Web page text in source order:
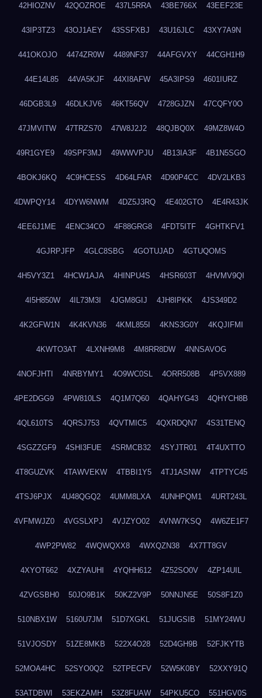
42HIOZNV 42QOZROE 437L5RRA 43BE766X 43EEF23E
43IP3TZ3 43OJ1AEY 43SSFXBJ 43U16JLC 43XY7A9N
441OKOJO 4474ZR0W 4489NF37 44AFGVXY 44CGH1H9
44E14L85 44VA5KJF 44XI8AFW 45A3IPS9 4601IURZ
46DGB3L9 46DLKJV6 46KT56QV 4728GJZN 47CQFY0O
47JMVITW 47TRZS70 47W8J2J2 48QJBQ0X 49MZ8W4O
49R1GYE9 49SPF3MJ 49WWVPJU 4B13IA3F 4B1N5SGO
4BOKJ6KQ 4C9HCESS 4D64LFAR 4D90P4CC 4DV2LKB3
4DWPQY14 4DYW6NWM 4DZ5J3RQ 4E402GTO 4E4R43JK
4EE6J1ME 4ENC34CO 4F88GRG8 4FDT5ITF 4GHTKFV1
4GJRPJFP 4GLC8SBG 4GOTUJAD 4GTUQOMS
4H5VY3Z1 4HCW1AJA 4HINPU4S 4HSR603T 4HVMV9QI
4I5H850W 4IL73M3I 4JGM8GIJ 4JH8IPKK 4JS349D2
4K2GFW1N 4K4KVN36 4KML855I 4KNS3G0Y 4KQJIFMI
4KWTO3AT 4LXNH9M8 4M8RR8DW 4NNSAVOG
4NOFJHTI 4NRBYMY1 4O9WC0SL 4ORR508B 4P5VX889
4PE2DGG9 4PW810LS 4Q1M7Q60 4QAHYG43 4QHYCH8B
4QL610TS 4QRSJ753 4QVTMIC5 4QXRDQN7 4S31TENQ
4SGZZGF9 4SHI3FUE 4SRMCB32 4SYJTR01 4T4UXTTO
4T8GUZVK 4TAWVEKW 4TBBI1Y5 4TJ1ASNW 4TPTYC45
4TSJ6PJX 4U48QGQ2 4UMM8LXA 4UNHPQM1 4URT243L
4VFMWJZ0 4VGSLXPJ 4VJZYO02 4VNW7KSQ 4W6ZE1F7
4WP2PW82 4WQWQXX8 4WXQZN38 4X7TT8GV
4XYOT662 4XZYAUHI 4YQHH612 4Z52SO0V 4ZP14UIL
4ZVGSBH0 50JO9B1K 50KZ2V9P 50NNJN5E 50S8F1Z0
510NBX1W 5160U7JM 51D7XGKL 51JUGSIB 51MY24WU
51VJOSDY 51ZE8MKB 522X4O28 52D4GH9B 52FJKYTB
52MOA4HC 52SYO0Q2 52TPECFV 52W5K0BY 52XXY91Q
53ATDBWI 53EKZAMH 53Z8FUAW 54PKU5CO 551HGV0S